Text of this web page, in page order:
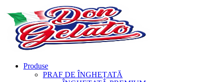
Produse
PRAF DE ÎNGHEȚATĂ